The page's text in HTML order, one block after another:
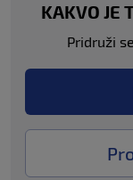
KAKVO JE
Pridruži